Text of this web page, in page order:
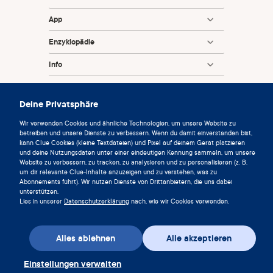
Deine Privatsphäre
Wir verwenden Cookies und ähnliche Technologien, um unsere Website zu
betreiben und unsere Dienste zu verbessern. Wenn du damit einverstanden bist,
kann Clue Cookies (kleine Textdateien) und Pixel auf deinem Gerät platzieren
und deine Nutzungsdaten unter einer eindeutigen Kennung sammeln, um unsere
Website zu verbessern, zu tracken, zu analysieren und zu personalisieren (z. B.
um dir relevante Clue-Inhalte anzuzeigen und zu verstehen, was zu
Abonnements führt). Wir nutzen Dienste von Drittanbietern, die uns dabei
unterstützen.
Lies in unserer Datenschutzerklärung nach, wie wir Cookies verwenden.
Alle akzeptieren
Alles ablehnen
Einstellungen verwalten
https://www.ncbi.nlm.nih.gov/pmc/articles/PMC174497
The American College of Obstetricians and Gynecologists.
Vaginitis [Internet]. [cited 2025 Apr 17]. Available from:
https://www.acog.org/womens-health/faqs/vaginitis
MG, Petoumenos K, et al. Male-Partner Treatment to
[Internet]. 2025 Mar 6 [cited 2025 Apr 17];392(10):947–57.
Available from:
http://www.nejm.org/doi/10.1056/NEJMoa2405404
Vodstrcil LA, Muzny CA, Plummer EL, Sobel JD,
Bradshaw CS. Bacterial vaginosis: drivers of recurrence
and challenges and opportunities in partner treatment.
17];19(1):194. Available from:
https://doi.org/10.1186/s12916-021-02077-3
National Health Service (NHS). (2023) [cited 2025 Apr 17].
App
Enzyklopädie
Info
© 2026 Clue von der Biowink GmbH. Alle Rechte vorbehalten.